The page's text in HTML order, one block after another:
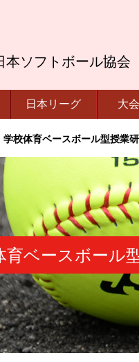
本ソフトボール協会
日本リーグ 大
学校体育ベースボール型授業
育ベースボール